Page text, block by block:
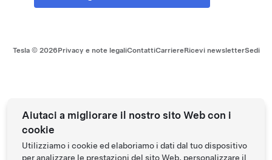
Tesla © 2026Privacy e note legaliContattiCarriereRicevi newsletterSedi
Aiutaci a migliorare il nostro sito Web con i
cookie
Utilizziamo i cookie ed elaboriamo i dati dal tuo dispositivo
per analizzare le prestazioni del sito Web, personalizzare il